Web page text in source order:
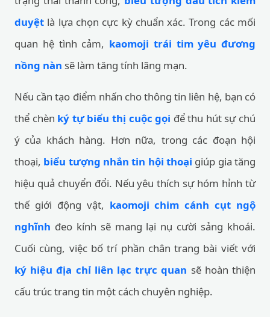
duyệt là lựa chọn cực kỳ chuẩn xác. Trong các mối
quan hệ tình cảm, kaomoji trái tim yêu đương
nồng nàn sẽ làm tăng tính lãng mạn.
Nếu cần tạo điểm nhấn cho thông tin liên hệ, bạn có
thể chèn ký tự biểu thị cuộc gọi để thu hút sự chú
ý của khách hàng. Hơn nữa, trong các đoạn hội
thoại, biểu tượng nhắn tin hội thoại giúp gia tăng
hiệu quả chuyển đổi. Nếu yêu thích sự hóm hỉnh từ
thế giới động vật, kaomoji chim cánh cụt ngộ
nghĩnh đeo kính sẽ mang lại nụ cười sảng khoái.
Cuối cùng, việc bố trí phần chân trang bài viết với
ký hiệu địa chỉ liên lạc trực quan sẽ hoàn thiện
cấu trúc trang tin một cách chuyên nghiệp.